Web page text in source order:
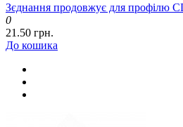
Зєднання продовжує для профілю
0
21.50 грн.
До кошика